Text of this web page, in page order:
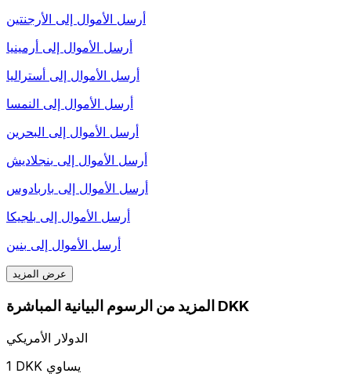
أرسل الأموال إلى الأرجنتين
أرسل الأموال إلى أرمينيا
أرسل الأموال إلى أستراليا
أرسل الأموال إلى النمسا
أرسل الأموال إلى البحرين
أرسل الأموال إلى بنجلاديش
أرسل الأموال إلى باربادوس
أرسل الأموال إلى بلجيكا
أرسل الأموال إلى بنين
عرض المزيد
المزيد من الرسوم البيانية المباشرة DKK
الدولار الأمريكي
1 DKK يساوي